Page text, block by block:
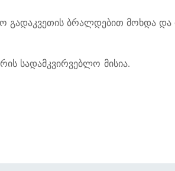
გადაკვეთის ბრალდებით მოხდა და
სადამკვირვებლო მისია.